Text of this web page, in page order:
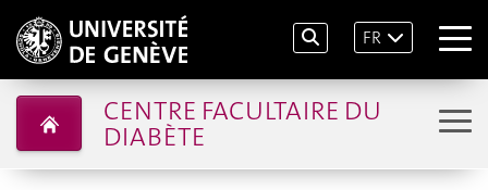
FR
CENTRE FACULTAIRE DU
DIABÈTE